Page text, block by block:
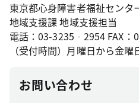
東京都心身障害者福祉センタ
地域支援課 地域支援担当
電話：03-3235‐2954 FAX：
（受付時間）月曜日から金
お問い合わせ